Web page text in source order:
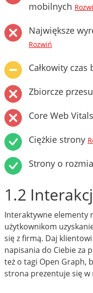
mobilnych
Największe
Rozwiń
Całkowity czas
Zbiorcze
Core Web Vitals
Ciężkie strony
Strony o
1.2
Interaktywne elementy
użytkownikom
się z firmą. Daj
napisania do Ciebie za
też o tagi Open Graph,
strona prezentuje się w